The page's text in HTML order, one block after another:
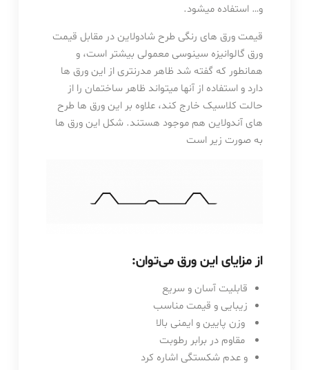
و… استفاده میشود.
قیمت ورق های رنگی طرح شادولاین در مقابل قیمت
ورق گالوانیزه سینوسی معمولی بیشتر است، و
همانطور که گفته شد ظاهر مدرنتری از این ورق ها
دارد و استفاده از آنها میتواند ظاهر ساختمان را از
حالت کلاسیک خارج کند، علاوه بر این ورق ها طرح
های آندولاین هم موجود هستند. شکل این ورق ها
به صورت زیر است
از مزایای این ورق می‌توان:
قابلیت آسان و سریع
زیبایی و قیمت مناسب
وزن پایین و ایمنی بالا
مقاوم در برابر رطوبت
و عدم شکستگی اشاره کرد